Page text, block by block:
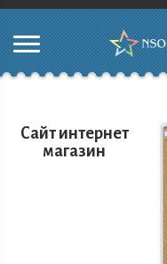
Сайт интернет
магазин